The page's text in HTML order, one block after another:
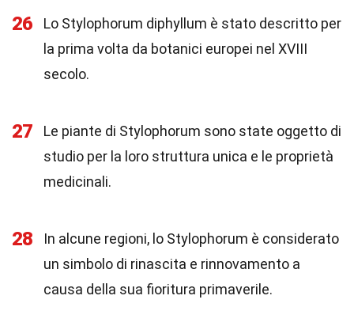
26
Lo Stylophorum diphyllum è stato descritto per
la prima volta da botanici europei nel XVIII
secolo.
27
Le piante di Stylophorum sono state oggetto di
studio per la loro struttura unica e le proprietà
medicinali.
28
In alcune regioni, lo Stylophorum è considerato
un simbolo di rinascita e rinnovamento a
causa della sua fioritura primaverile.